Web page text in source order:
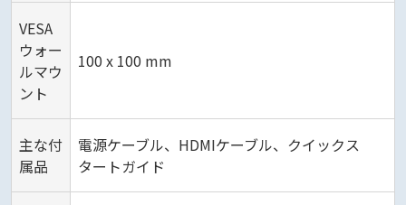
VESA
ウォー
ルマウ
ント
100 x 100 mm
主な付
属品
電源ケーブル、HDMIケーブル、クイックス
タートガイド